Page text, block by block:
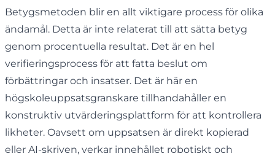
Betygsmetoden blir en allt viktigare process för olika
ändamål. Detta är inte relaterat till att sätta betyg
genom procentuella resultat. Det är en hel
verifieringsprocess för att fatta beslut om
förbättringar och insatser. Det är här en
högskoleuppsatsgranskare tillhandahåller en
konstruktiv utvärderingsplattform för att kontrollera
likheter. Oavsett om uppsatsen är direkt kopierad
eller AI-skriven, verkar innehållet robotiskt och